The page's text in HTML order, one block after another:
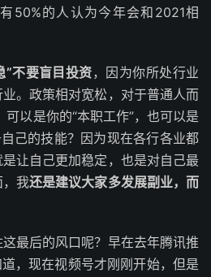
50%的人认为今年会和2021相
不要盲目投资，因为你所处行业
。政策相对宽松，对于普通人而
以是你的“本职工作”，也可以是
己的技能？因为现在各行各业都
让自己更加稳定，也是对自己最
，我还是建议大家多发展副业，而
最后的风口呢？早在去年腾讯推
，现在视频号才刚刚开始，但是